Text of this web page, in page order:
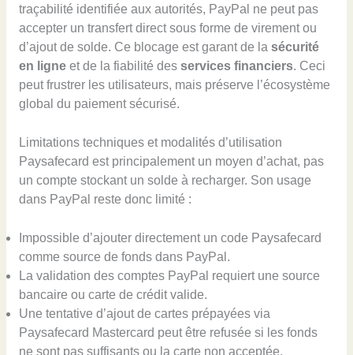
traçabilité identifiée aux autorités, PayPal ne peut pas
accepter un transfert direct sous forme de virement ou
d’ajout de solde. Ce blocage est garant de la sécurité
en ligneet de la fiabilité des services financiers. Ceci
peut frustrer les utilisateurs, mais préserve l’écosystème
global du paiement sécurisé.
Limitations techniques et modalités d’utilisation
Paysafecard est principalement un moyen d’achat, pas
un compte stockant un solde à recharger. Son usage
dans PayPal reste donc limité :
Impossible d’ajouter directement un code Paysafecard
comme source de fonds dans PayPal.
La validation des comptes PayPal requiert une source
bancaire ou carte de crédit valide.
Une tentative d’ajout de cartes prépayées via
Paysafecard Mastercard peut être refusée si les fonds
ne sont pas suffisants ou la carte non acceptée.